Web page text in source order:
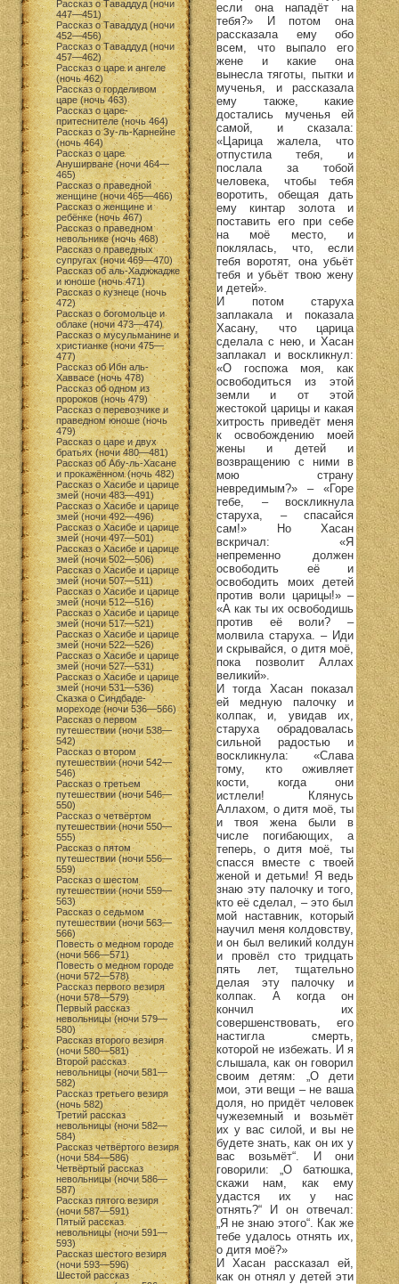
Рассказ о Таваддуд (ночи
447—451)
Рассказ о Таваддуд (ночи
452—456)
Рассказ о Таваддуд (ночи
457—462)
Рассказ о царе и ангеле
(ночь 462)
Рассказ о горделивом
царе (ночь 463)
Рассказ о царе-
притеснителе (ночь 464)
Рассказ о Зу-ль-Карнейне
(ночь 464)
Рассказ о царе
Ануширване (ночи 464—
465)
Рассказ о праведной
женщине (ночи 465—466)
Рассказ о женщине и
ребёнке (ночь 467)
Рассказ о праведном
невольнике (ночь 468)
Рассказ о праведных
супругах (ночи 469—470)
Рассказ об аль-Хаджжадже
и юноше (ночь 471)
Рассказ о кузнеце (ночь
472)
Рассказ о богомольце и
облаке (ночи 473—474)
Рассказ о мусульманине и
христианке (ночи 475—
477)
Рассказ об Ибн аль-
Хаввасе (ночь 478)
Рассказ об одном из
пророков (ночь 479)
Рассказ о перевозчике и
праведном юноше (ночь
479)
Рассказ о царе и двух
братьях (ночи 480—481)
Рассказ об Абу-ль-Хасане
и прокажённом (ночь 482)
Рассказ о Хасибе и царице
змей (ночи 483—491)
Рассказ о Хасибе и царице
змей (ночи 492—496)
Рассказ о Хасибе и царице
змей (ночи 497—501)
Рассказ о Хасибе и царице
змей (ночи 502—506)
Рассказ о Хасибе и царице
змей (ночи 507—511)
Рассказ о Хасибе и царице
змей (ночи 512—516)
Рассказ о Хасибе и царице
змей (ночи 517—521)
Рассказ о Хасибе и царице
змей (ночи 522—526)
Рассказ о Хасибе и царице
змей (ночи 527—531)
Рассказ о Хасибе и царице
змей (ночи 531—536)
Сказка о Синдбаде-
мореходе (ночи 536—566)
Рассказ о первом
путешествии (ночи 538—
542)
Рассказ о втором
путешествии (ночи 542—
546)
Рассказ о третьем
путешествии (ночи 546—
550)
Рассказ о четвёртом
путешествии (ночи 550—
555)
Рассказ о пятом
путешествии (ночи 556—
559)
Рассказ о шестом
путешествии (ночи 559—
563)
Рассказ о седьмом
путешествии (ночи 563—
566)
Повесть о медном городе
(ночи 566—571)
Повесть о медном городе
(ночи 572—578)
Рассказ первого везиря
(ночи 578—579)
Первый рассказ
невольницы (ночи 579—
580)
Рассказ второго везиря
(ночи 580—581)
Второй рассказ
невольницы (ночи 581—
582)
Рассказ третьего везиря
(ночь 582)
Третий рассказ
невольницы (ночи 582—
584)
Рассказ четвёртого везиря
(ночи 584—586)
Четвёртый рассказ
невольницы (ночи 586—
587)
Рассказ пятого везиря
(ночи 587—591)
Пятый рассказ
невольницы (ночи 591—
593)
Рассказ шестого везиря
(ночи 593—596)
Шестой рассказ
если она нападёт на
тебя?» И потом она
рассказала ему обо
всем, что выпало его
жене и какие она
вынесла тяготы, пытки и
мученья, и рассказала
ему также, какие
достались мученья ей
самой, и сказала:
«Царица жалела, что
отпустила тебя, и
послала за тобой
человека, чтобы тебя
воротить, обещая дать
ему кинтар золота и
поставить его при себе
на моё место, и
поклялась, что, если
тебя воротят, она убьёт
тебя и убьёт твою жену
и детей».
И потом старуха
заплакала и показала
Хасану, что царица
сделала с нею, и Хасан
заплакал и воскликнул:
«О госпожа моя, как
освободиться из этой
земли и от этой
жестокой царицы и какая
хитрость приведёт меня
к освобождению моей
жены и детей и
возвращению с ними в
мою страну
невредимым?» – «Горе
тебе, – воскликнула
старуха, – спасайся
сам!» Но Хасан
вскричал: «Я
непременно должен
освободить её и
освободить моих детей
против воли царицы!» –
«А как ты их освободишь
против её воли? –
молвила старуха. – Иди
и скрывайся, о дитя моё,
пока позволит Аллах
великий».
И тогда Хасан показал
ей медную палочку и
колпак, и, увидав их,
старуха обрадовалась
сильной радостью и
воскликнула: «Слава
тому, кто оживляет
кости, когда они
истлели! Клянусь
Аллахом, о дитя моё, ты
и твоя жена были в
числе погибающих, а
теперь, о дитя моё, ты
спасся вместе с твоей
женой и детьми! Я ведь
знаю эту палочку и того,
кто её сделал, – это был
мой наставник, который
научил меня колдовству,
и он был великий колдун
и провёл сто тридцать
пять лет, тщательно
делая эту палочку и
колпак. А когда он
кончил их
совершенствовать, его
настигла смерть,
которой не избежать. И я
слышала, как он говорил
своим детям: „О дети
мои, эти вещи – не ваша
доля, но придёт человек
чужеземный и возьмёт
их у вас силой, и вы не
будете знать, как он их у
вас возьмёт“. И они
говорили: „О батюшка,
скажи нам, как ему
удастся их у нас
отнять?“ И он отвечал:
„Я не знаю этого“. Как же
тебе удалось отнять их,
о дитя моё?»
И Хасан рассказал ей,
как он отнял у детей эти